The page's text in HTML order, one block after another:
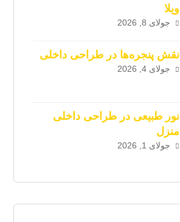
ویلا
جولای 8, 2026
نقش پنجره‌ها در طراحی داخلی
جولای 4, 2026
نور طبیعی در طراحی داخلی
منزل
جولای 1, 2026